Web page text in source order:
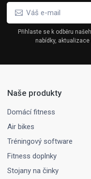
Přihlaste se k odběru
nabídky,
Naše produkty
Domácí fitness
Air bikes
Tréningový software
Fitness doplnky
Stojany na činky